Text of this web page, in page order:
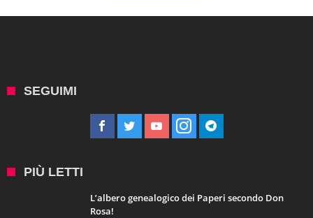
SEGUIMI
PIÙ LETTI
L’albero genealogico dei Paperi secondo Don
Rosa!